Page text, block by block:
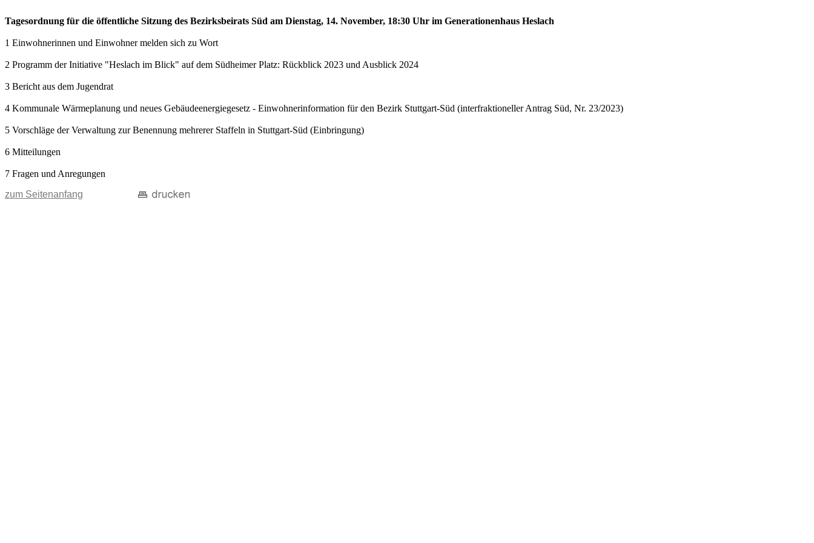
Tagesordnung für die öffentliche Sitzung des Bezirksbeirats Süd am Dienstag, 14. November, 18:30 Uhr im Generationenhaus Heslach
1 Einwohnerinnen und Einwohner melden sich zu Wort
2 Programm der Initiative "Heslach im Blick" auf dem Südheimer Platz: Rückblick 2023 und Ausblick 2024
3 Bericht aus dem Jugendrat
4 Kommunale Wärmeplanung und neues Gebäudeenergiegesetz - Einwohnerinformation für den Bezirk Stuttgart-Süd (interfraktioneller Antrag Süd, Nr. 23/2023)
5 Vorschläge der Verwaltung zur Benennung mehrerer Staffeln in Stuttgart-Süd (Einbringung)
6 Mitteilungen
7 Fragen und Anregungen
zum Seitenanfang